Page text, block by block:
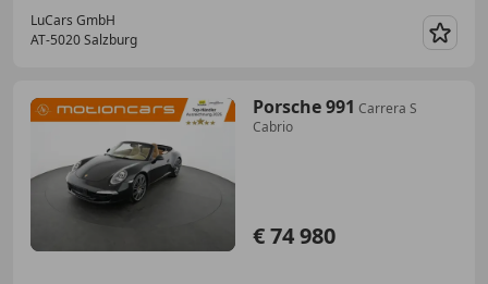
LuCars GmbH
AT-5020 Salzburg
Porsche 991 Carrera S
Cabrio
€ 74 980